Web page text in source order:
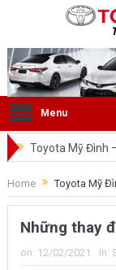
Menu
Toyota Mỹ Đình
tên ô tô trong cùng
So sánh Toyota
nào?
Home Toyota Mỹ
Những thay
on: 12/02/2021 In: